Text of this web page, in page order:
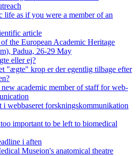
as if you were a member of an
article
the European Academic Heritage
Padua, 26-29 May
eller ej?
"ægte" krop er der egentlig tilbage efter
academic member of staff for web-
i webbaseret forskningskommunikation
important to be left to biomedical
i aften
Museion's anatomical theatre